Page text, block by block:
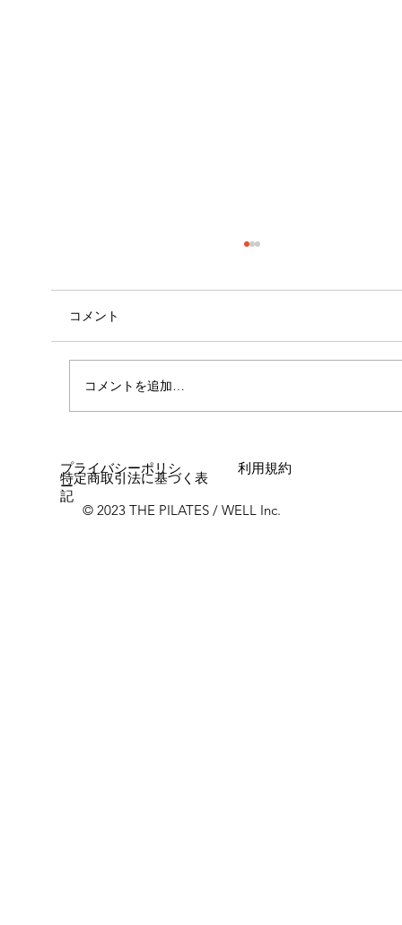
コメント
コメントを追加…
© 2023 THE PILATES / WELL Inc.
プライバシーポリシ
ー
利用規約
特定商取引法に基づく表
記